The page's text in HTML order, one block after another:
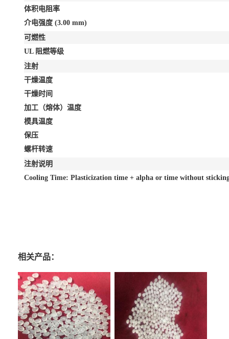
体积电阻率
介电强度 (3.00 mm)
可燃性
UL 阻燃等级
注射
干燥温度
干燥时间
加工（熔体）温度
模具温度
保压
螺杆转速
注射说明
Cooling Time: Plasticization time + alpha or time without
相关产品：